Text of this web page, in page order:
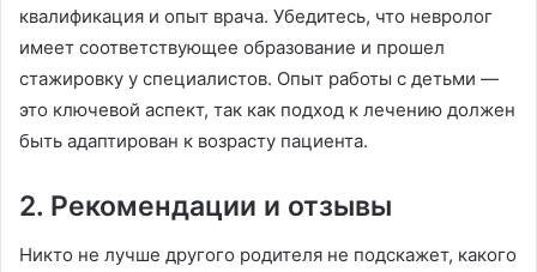
квалификация и опыт врача. Убедитесь, что невролог
имеет соответствующее образование и прошел
стажировку у специалистов. Опыт работы с детьми —
это ключевой аспект, так как подход к лечению должен
быть адаптирован к возрасту пациента.
2. Рекомендации и отзывы
Никто не лучше другого родителя не подскажет, какого